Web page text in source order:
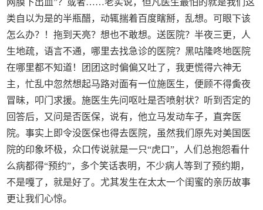
网膜下出血”？或者……老实说，但凡医生最怕的就是我们这
类自以为是的半瓶醋，动辄揣着百度瞎掰，乱想。可眼下该
怎么办？！拖到天亮？想也不敢想。送医院？半夜三更，人
生地疏，语言不通，哪里去找急诊的医院？黑咕隆咚地医院
在哪里都不知道！团团这时偏偏又吐了，我更慌得六神无
主，忙乱中忽然想起马路对面有一位施医生，便顾不得夤夜
冒昧，叩门求援。施医生先问呕吐是否喷射状？听到否定的
回答后，又问是否医保，说有，他立马发动车子，直奔医
院。事实上即令没医保也得去医院，虽然我们原先对美国医
院的印象坏极，众口传说就是一只“虎口”，人们总抱怨看什
么病都得“预约”，多个笑话表明，不少病人等到了预约期，
不是嘎了，就是好了。尤其发生在太太一个闺蜜的亲历故事
更让我们心惊。